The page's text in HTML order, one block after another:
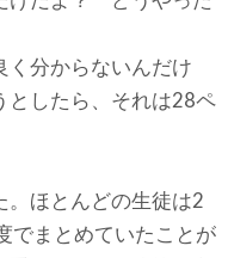
く分からないんだけ
としたら、それは28ペ
。ほとんどの生徒は2
でまとめていたことが